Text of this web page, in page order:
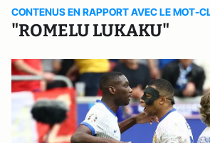
CONTENUS EN RAPPORT AVEC LE MOT-
"ROMELU LUKAKU"